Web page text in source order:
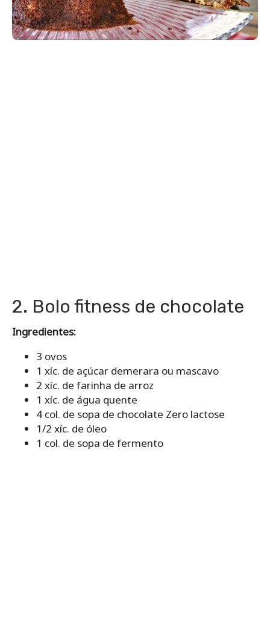
2. Bolo fitness de chocolate
Ingredientes:
3 ovos
1 xíc. de açúcar demerara ou mascavo
2 xíc. de farinha de arroz
1 xíc. de água quente
4 col. de sopa de chocolate Zero lactose
1/2 xíc. de óleo
1 col. de sopa de fermento